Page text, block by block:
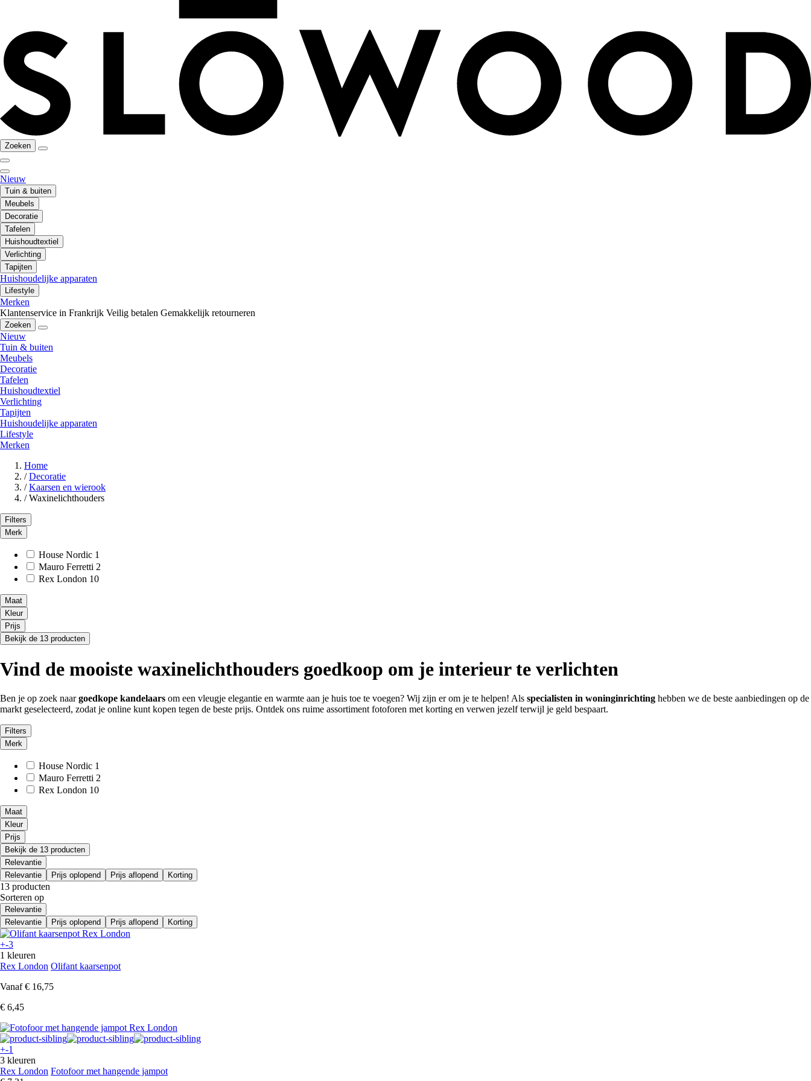
Zoeken
Nieuw
Tuin & buiten
Meubels
Decoratie
Tafelen
Huishoudtextiel
Verlichting
Tapijten
Huishoudelijke apparaten
Lifestyle
Merken
Klantenservice in Frankrijk Veilig betalen Gemakkelijk retourneren
Zoeken
Nieuw
Tuin & buiten
Meubels
Decoratie
Tafelen
Huishoudtextiel
Verlichting
Tapijten
Huishoudelijke apparaten
Lifestyle
Merken
Home
/ Decoratie
/ Kaarsen en wierook
/ Waxinelichthouders
Filters
Merk
House Nordic 1
Mauro Ferretti 2
Rex London 10
Maat
Kleur
Prijs
Bekijk de 13 producten
Vind de mooiste waxinelichthouders goedkoop om je interieur te verlichten
Ben je op zoek naargoedkope kandelaars om een vleugje elegantie en warmte aan je huis toe te voegen? Wij zijn er om je te helpen! Als specialisten in woninginrichting hebben we de beste aanbiedingen op de
markt geselecteerd, zodat je online kunt kopen tegen de beste prijs. Ontdek ons ruime assortiment fotoforen met korting en verwen jezelf terwijl je geld bespaart.
Filters
Merk
House Nordic 1
Mauro Ferretti 2
Rex London 10
Maat
Kleur
Prijs
Bekijk de 13 producten
Relevantie
Relevantie
Prijs oplopend Prijs aflopend Korting
13 producten
Sorteren op
Relevantie
Relevantie
Prijs oplopend Prijs aflopend Korting
+-3
1 kleuren
Rex London Olifant kaarsenpot
Vanaf € 16,75
€ 6,45
+-1
3 kleuren
Rex London Fotofoor met hangende jampot